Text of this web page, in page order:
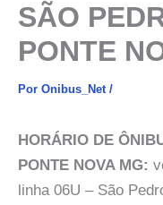
SÃO
PONTE
Por Onibus_Net /
HORÁRIO DE
PONTE NOVA MG:
linha 06U – São